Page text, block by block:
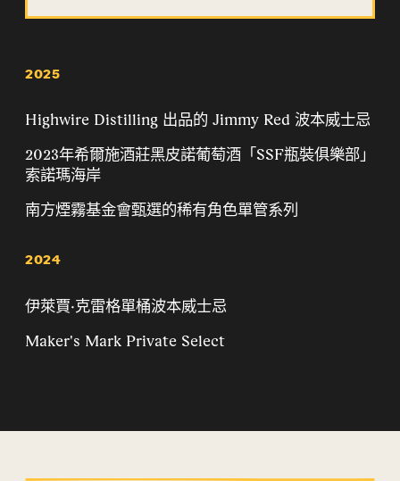
2025
Highwire Distilling 出品的 Jimmy Red 波本威士忌
2023年希爾施酒莊黑皮諾葡萄酒「SSF瓶裝俱樂部」
索諾瑪海岸
南方煙霧基金會甄選的稀有角色單管系列
2024
伊萊賈·克雷格單桶波本威士忌
Maker's Mark Private Select